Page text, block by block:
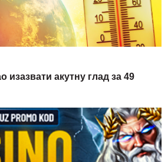
акутну глад за 49